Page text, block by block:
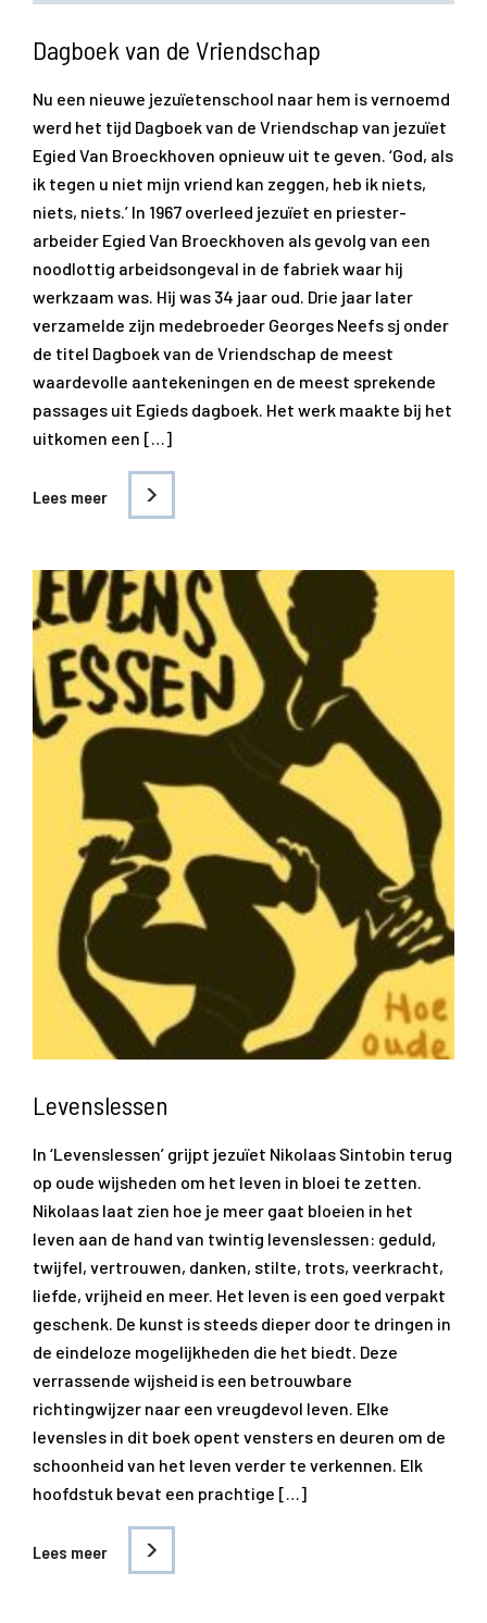
Dagboek van de Vriendschap
Nu een nieuwe jezuïetenschool naar hem is vernoemd
werd het tijd Dagboek van de Vriendschap van jezuïet
Egied Van Broeckhoven opnieuw uit te geven. ‘God, als
ik tegen u niet mijn vriend kan zeggen, heb ik niets,
niets, niets.’ In 1967 overleed jezuïet en priester-
arbeider Egied Van Broeckhoven als gevolg van een
noodlottig arbeidsongeval in de fabriek waar hij
werkzaam was. Hij was 34 jaar oud. Drie jaar later
verzamelde zijn medebroeder Georges Neefs sj onder
de titel Dagboek van de Vriendschap de meest
waardevolle aantekeningen en de meest sprekende
passages uit Egieds dagboek. Het werk maakte bij het
uitkomen een […]
Lees meer
Levenslessen
In ‘Levenslessen’ grijpt jezuïet Nikolaas Sintobin terug
op oude wijsheden om het leven in bloei te zetten.
Nikolaas laat zien hoe je meer gaat bloeien in het
leven aan de hand van twintig levenslessen: geduld,
twijfel, vertrouwen, danken, stilte, trots, veerkracht,
liefde, vrijheid en meer. Het leven is een goed verpakt
geschenk. De kunst is steeds dieper door te dringen in
de eindeloze mogelijkheden die het biedt. Deze
verrassende wijsheid is een betrouwbare
richtingwijzer naar een vreugdevol leven. Elke
levensles in dit boek opent vensters en deuren om de
schoonheid van het leven verder te verkennen. Elk
hoofdstuk bevat een prachtige […]
Lees meer